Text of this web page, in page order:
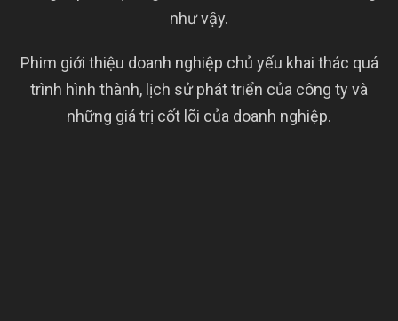
như vậy.
Phim giới thiệu doanh nghiệp chủ yếu khai thác quá
trình hình thành, lịch sử phát triển của công ty và
những giá trị cốt lõi của doanh nghiệp.